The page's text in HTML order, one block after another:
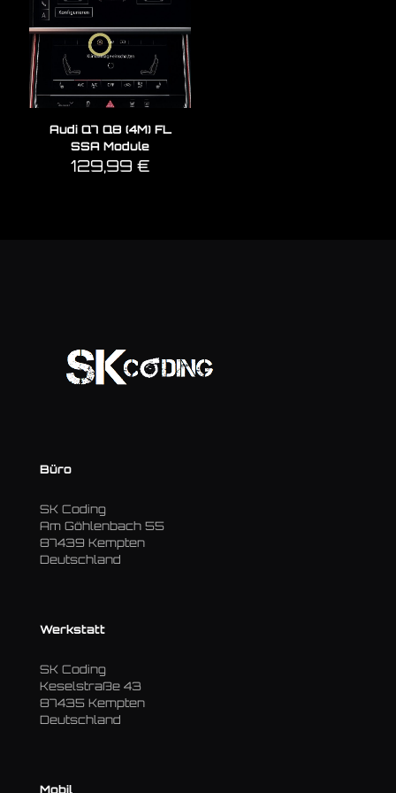
Audi Q7 Q8 (4M) FL
SSA Module
129,99€
Büro
SK Coding
Am Göhlenbach 55
87439 Kempten
Deutschland
Werkstatt
SK Coding
Keselstraße 43
87435 Kempten
Deutschland
Mobil